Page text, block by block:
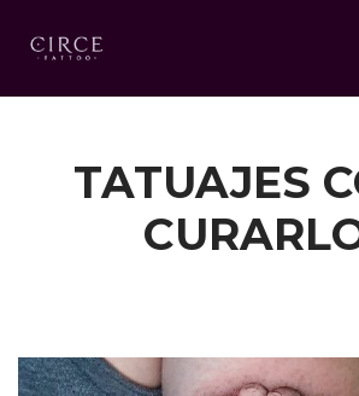
Saltar
al
TATUAJES